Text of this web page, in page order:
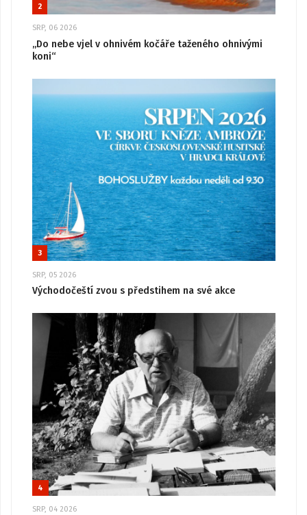
2
SRP, 06 2026
„Do nebe vjel v ohnivém kočáře taženého ohnivými
koni“
3
SRP, 05 2026
Východočeští zvou s předstihem na své akce
4
SRP, 04 2026